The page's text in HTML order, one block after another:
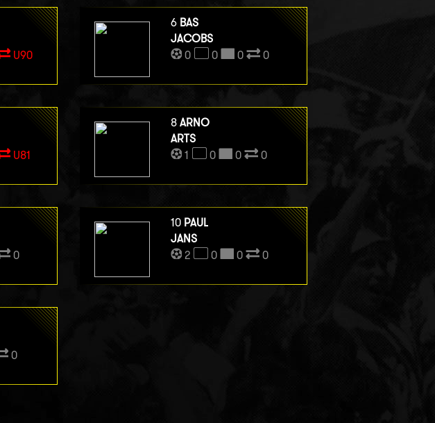
U90
6 BAS
JACOBS
0
0 0 0
U81
8 ARNO
ARTS
1
0 0 0
0
10 PAUL
JANS
2
0 0 0
0